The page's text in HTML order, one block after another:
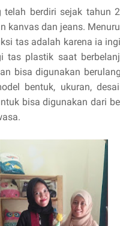
telah berdiri sejak tahun
kanvas dan jeans.
tas adalah karena ia
tas plastik saat
bisa digunakan
bentuk, ukuran,
bisa digunakan dari